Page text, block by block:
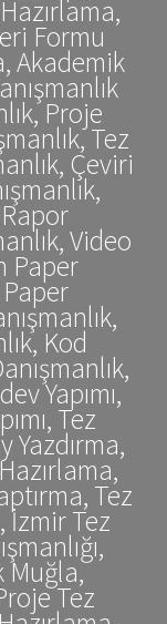
Formu
Akademik
Proje
Tez
Çeviri
Video
Paper
Kod
Yapımı,
Tez
Yazdırma,
Tez
İzmir Tez
Muğla,
Tez